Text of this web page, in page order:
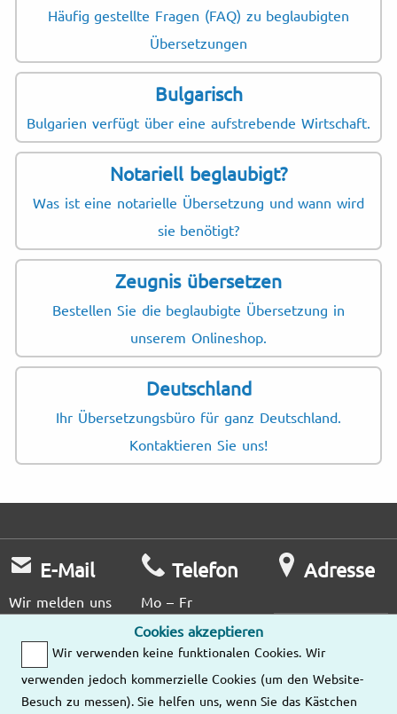
Häufig gestellte Fragen (FAQ) zu beglaubigten
Übersetzungen
Bulgarisch
Bulgarien verfügt über eine aufstrebende Wirtschaft.
Notariell beglaubigt?
Was ist eine notarielle Übersetzung und wann wird
sie benötigt?
Zeugnis übersetzen
Bestellen Sie die beglaubigte Übersetzung in
unserem Onlineshop.
Deutschland
Ihr Übersetzungsbüro für ganz Deutschland.
Kontaktieren Sie uns!
Cookies akzeptieren
Wir verwenden keine funktionalen Cookies. Wir
verwenden jedoch kommerzielle Cookies (um den Website-
Besuch zu messen). Sie helfen uns, wenn Sie das Kästchen
E-Mail
Wir melden uns
möglich bei
Ihnen.
Telefon
Mo – Fr
8:00 – 16:00
040 67559529
Adresse
Standorte